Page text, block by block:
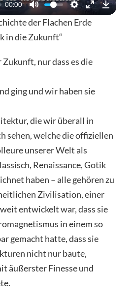
00:00
der Flachen Erde
in die Zukunft“
nur dass es die
ging und wir haben sie
die wir überall in
sehen, welche die offiziellen
unserer Welt als
Renaissance, Gotik
haben – alle gehören zu
Zivilisation, einer
entwickelt war, dass sie
in einem so
gemacht hatte, dass sie
nicht nur baute,
äußerster Finesse und